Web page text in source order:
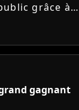
grâce à
18
gagnant